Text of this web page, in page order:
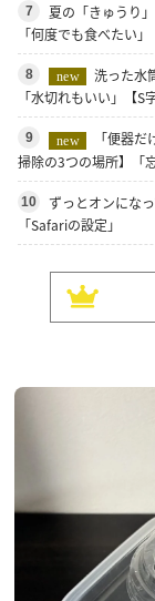
7
夏の「きゅうり
「何度でも食べたい」
8 new
洗った水
「水切れもいい」【S
9 new
「便器
掃除の3つの場所】「
10
ずっとオンにな
「Safariの設定」